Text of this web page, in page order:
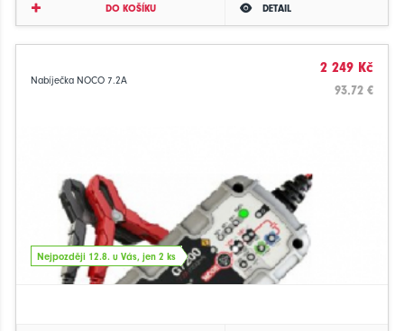
DO KOŠÍKU DETAIL
Nabíječka NOCO 7.2A
2 249 Kč
93.72 €
Nejpozději 12.8. u Vás, jen 2 ks